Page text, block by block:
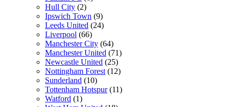
Hull City (2)
Ipswich Town (9)
Leeds United (24)
Liverpool (66)
Manchester City (64)
Manchester United (71)
Newcastle United (25)
Nottingham Forest (12)
Sunderland (10)
Tottenham Hotspur (11)
Watford (1)